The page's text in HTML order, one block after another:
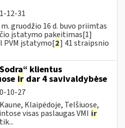
12-31
gruodžio 16 d. buvo priimtas
įstatymo pakeitimas[1]
PVM įstatymo[2] 41 straipsnio
klientus
ir dar 4 savivaldybėse
10-27
Klaipėdoje, Telšiuose,
visas paslaugas VMI ir